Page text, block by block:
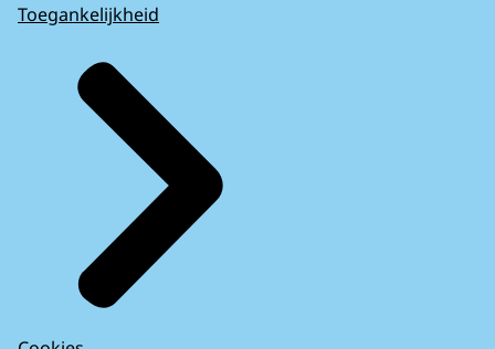
Toegankelijkheid